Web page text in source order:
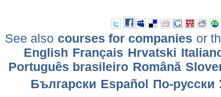
See also courses for companies or
English Français Hrvatski
Português brasileiro Română
Български Еspañol По-русски